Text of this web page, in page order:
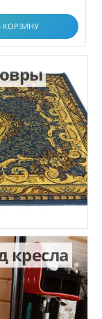
КОРЗИНУ
кресла